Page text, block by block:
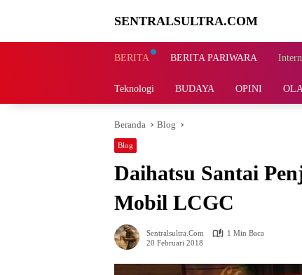
SENTRALSULTRA.COM
BERITA BERITA PARIWARA
Teknologi BUDAYA OPINI
Beranda Blog
Blog
Daihatsu Santai
Mobil LCGC
Sentralsultra.com
1 Min Baca
20 Februari 2018